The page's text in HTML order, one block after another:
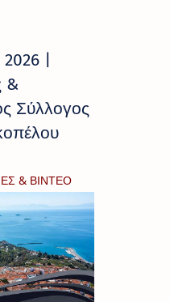
|
&
Σύλλογος
& ΒΙΝΤΕΟ